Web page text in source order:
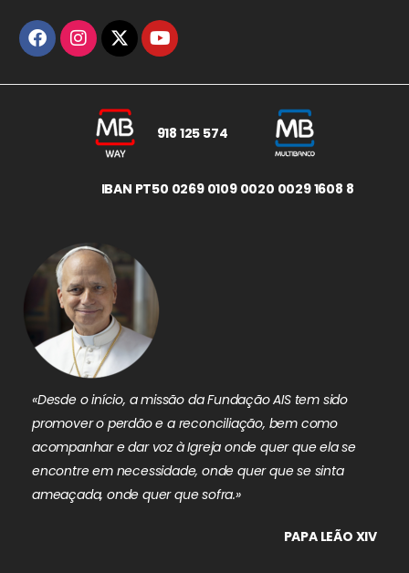
918 125 574
IBAN PT50 0269 0109 0020 0029 1608 8
«Desde o início, a missão da Fundação AIS tem sido
promover o perdão e a reconciliação, bem como
acompanhar e dar voz à Igreja onde quer que ela se
encontre em necessidade, onde quer que se sinta
ameaçada, onde quer que sofra.»
PAPA LEÃO XIV